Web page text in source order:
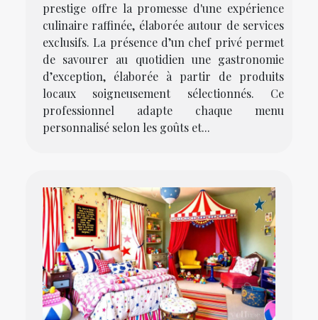
prestige offre la promesse d'une expérience
culinaire raffinée, élaborée autour de services
exclusifs. La présence d’un chef privé permet
de savourer au quotidien une gastronomie
d’exception, élaborée à partir de produits
locaux soigneusement sélectionnés. Ce
professionnel adapte chaque menu
personnalisé selon les goûts et...